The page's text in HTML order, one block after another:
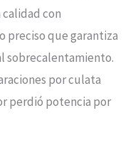
con
preciso que garantiza
sobrecalentamiento.
por culata
perdió potencia por